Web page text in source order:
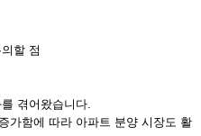
할 점
겪어왔습니다.
가함에 따라 아파트 분양 시장도 활